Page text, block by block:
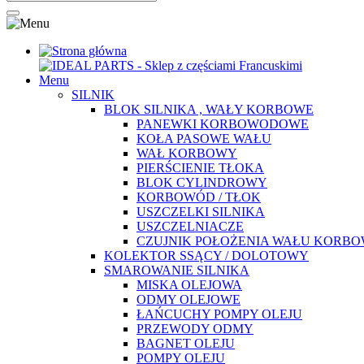
Menu
SILNIK
BLOK SILNIKA , WAŁY KORBOWE
PANEWKI KORBOWODOWE
KOŁA PASOWE WAŁU
WAŁ KORBOWY
PIERŚCIENIE TŁOKA
BLOK CYLINDROWY
KORBOWÓD / TŁOK
USZCZELKI SILNIKA
USZCZELNIACZE
CZUJNIK POŁOŻENIA WAŁU
KOLEKTOR SSĄCY / DOLOTOWY
SMAROWANIE SILNIKA
MISKA OLEJOWA
ODMY OLEJOWE
ŁAŃCUCHY POMPY OLEJU
PRZEWODY ODMY
BAGNET OLEJU
POMPY OLEJU